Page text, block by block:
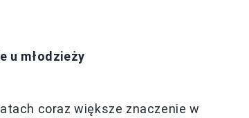
u młodzieży
coraz większe znaczenie w